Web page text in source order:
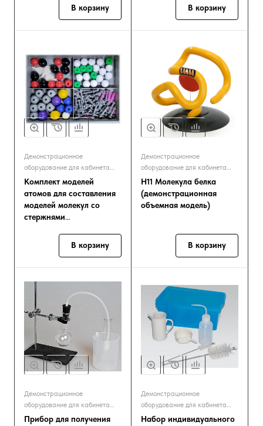
В корзину
В корзину
Демонстрационное
оборудование для кабинета
химии
Комплект моделей
атомов для составления
моделей молекул со
стержнями
В корзину
Демонстрационное
оборудование для кабинета
химии
Н11 Молекула белка
(демонстрационная
объемная модель)
В корзину
Демонстрационное
оборудование для кабинета
химии
Прибор для получения
Демонстрационное
оборудование для кабинета
химии
Набор индивидуального